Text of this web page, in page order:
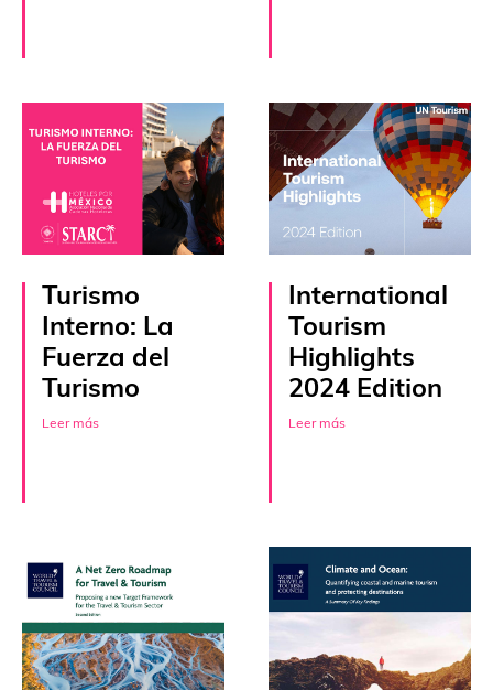
Turismo
Interno: La
Fuerza del
Turismo
Leer más
International
Tourism
Highlights
2024 Edition
Leer más